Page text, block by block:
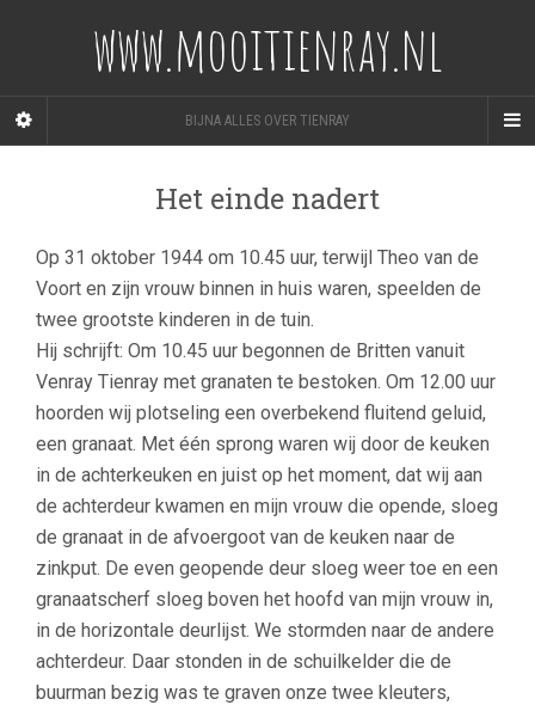
www.mooitienray.nl
BIJNA ALLES OVER TIENRAY
Het einde nadert
Op 31 oktober 1944 om 10.45 uur, terwijl Theo van de
Voort en zijn vrouw binnen in huis waren, speelden de
twee grootste kinderen in de tuin.
Hij schrijft: Om 10.45 uur begonnen de Britten vanuit
Venray Tienray met granaten te bestoken. Om 12.00 uur
hoorden wij plotseling een overbekend fluitend geluid,
een granaat. Met één sprong waren wij door de keuken
in de achterkeuken en juist op het moment, dat wij aan
de achterdeur kwamen en mijn vrouw die opende, sloeg
de granaat in de afvoergoot van de keuken naar de
zinkput. De even geopende deur sloeg weer toe en een
granaatscherf sloeg boven het hoofd van mijn vrouw in,
in de horizontale deurlijst. We stormden naar de andere
achterdeur. Daar stonden in de schuilkelder die de
buurman bezig was te graven onze twee kleuters,